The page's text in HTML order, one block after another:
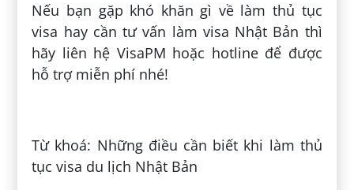
Nếu bạn gặp khó khăn gì về làm thủ tục
visa hay cần tư vấn làm visa Nhật Bản thì
hãy liên hệ VisaPM hoặc hotline để được
hỗ trợ miễn phí nhé!
Từ khoá: Những điều cần biết khi làm thủ
tục visa du lịch Nhật Bản